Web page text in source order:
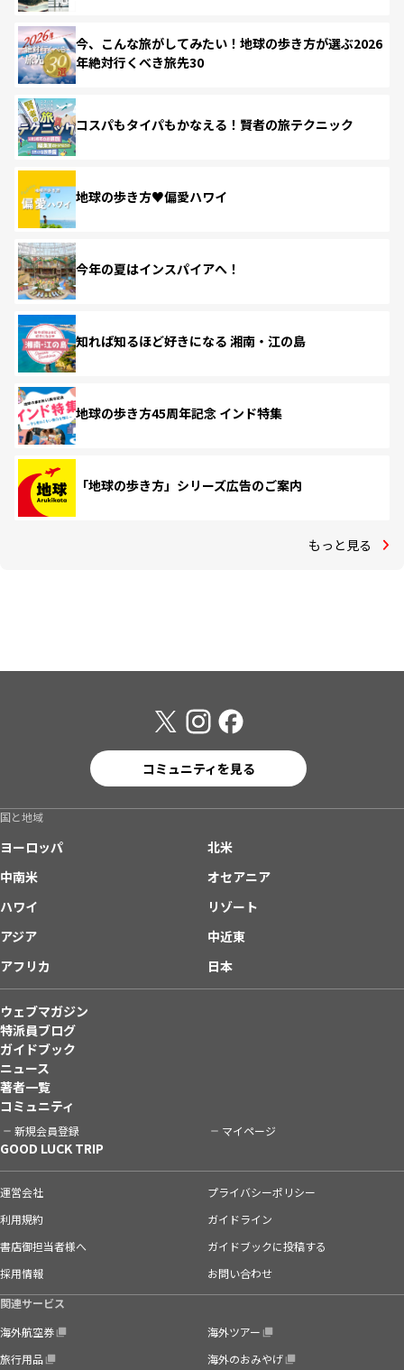
今、こんな旅がしてみたい！地球の歩き方が選ぶ2026
年絶対行くべき旅先30
コスパもタイパもかなえる！賢者の旅テクニック
地球の歩き方♥偏愛ハワイ
今年の夏はインスパイアへ！
知れば知るほど好きになる 湘南・江の島
地球の歩き方45周年記念 インド特集
「地球の歩き方」シリーズ広告のご案内
もっと見る
コミュニティを見る
国と地域
ヨーロッパ
北米
中南米
オセアニア
ハワイ
リゾート
アジア
中近東
アフリカ
日本
ウェブマガジン
特派員ブログ
ガイドブック
ニュース
著者一覧
コミュニティ
新規会員登録 マイページ
GOOD LUCK TRIP
運営会社
プライバシーポリシー
利用規約
ガイドライン
書店御担当者様へ
ガイドブックに投稿する
採用情報
お問い合わせ
関連サービス
海外航空券
海外ツアー
旅行用品
海外のおみやげ